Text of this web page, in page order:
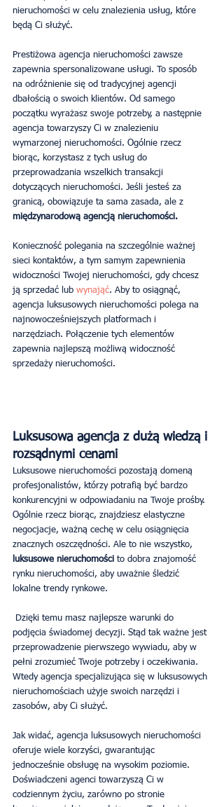
nieruchomości w celu znalezienia usług, które
będą Ci służyć.
Prestiżowa agencja nieruchomości zawsze
zapewnia spersonalizowane usługi. To sposób
na odróżnienie się od tradycyjnej agencji
dbałością o swoich klientów. Od samego
początku wyrażasz swoje potrzeby, a następnie
agencja towarzyszy Ci w znalezieniu
wymarzonej nieruchomości. Ogólnie rzecz
biorąc, korzystasz z tych usług do
przeprowadzania wszelkich transakcji
dotyczących nieruchomości. Jeśli jesteś za
granicą, obowiązuje ta sama zasada, ale z
międzynarodową agencją nieruchomości.
Konieczność polegania na szczególnie ważnej
sieci kontaktów, a tym samym zapewnienia
widoczności Twojej nieruchomości, gdy chcesz
ją sprzedać lub wynająć. Aby to osiągnąć,
agencja luksusowych nieruchomości polega na
najnowocześniejszych platformach i
narzędziach. Połączenie tych elementów
zapewnia najlepszą możliwą widoczność
sprzedaży nieruchomości.
Luksusowa agencja z dużą wiedzą i
rozsądnymi cenami
Luksusowe nieruchomości pozostają domeną
profesjonalistów, którzy potrafią być bardzo
konkurencyjni w odpowiadaniu na Twoje prośby.
Ogólnie rzecz biorąc, znajdziesz elastyczne
negocjacje, ważną cechę w celu osiągnięcia
znacznych oszczędności. Ale to nie wszystko,
luksusowe nieruchomości to dobra znajomość
rynku nieruchomości, aby uważnie śledzić
lokalne trendy rynkowe.
podjęcia świadomej decyzji. Stąd tak ważne jest
przeprowadzenie pierwszego wywiadu, aby w
pełni zrozumieć Twoje potrzeby i oczekiwania.
Wtedy agencja specjalizująca się w luksusowych
nieruchomościach użyje swoich narzędzi i
zasobów, aby Ci służyć.
Jak widać, agencja luksusowych nieruchomości
oferuje wiele korzyści, gwarantując
jednocześnie obsługę na wysokim poziomie.
Doświadczeni agenci towarzyszą Ci w
codziennym życiu, zarówno po stronie